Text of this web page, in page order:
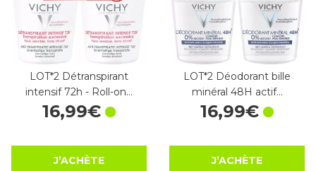
LOT*2 Détranspirant
intensif 72h - Roll-on…
16,99€
J’ACHÈTE
LOT*2 Déodorant bille
minéral 48H actif…
16,99€
J’ACHÈTE